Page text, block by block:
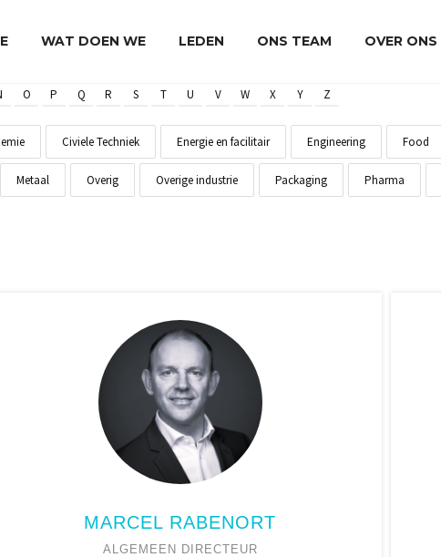
WAT DOEN WE LEDEN ONS TEAM OVER ONS
O P Q R S T U V W X Y Z
Civiele Techniek Energie en facilitair Engineering Food
Metaal Overig Overige industrie Packaging Pharma
MARCEL RABENORT
ALGEMEEN DIRECTEUR